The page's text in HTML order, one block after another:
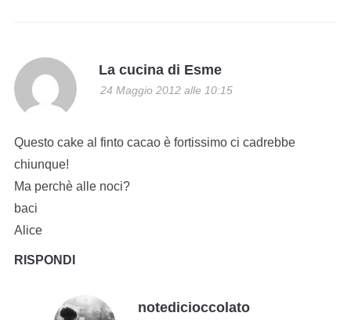
La cucina di Esme
24 Maggio 2012 alle 10:15
Questo cake al finto cacao è fortissimo ci cadrebbe
chiunque!
Ma perchè alle noci?
baci
Alice
RISPONDI
notedicioccolato